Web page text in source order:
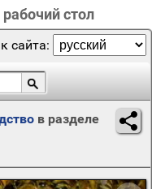
стол
сайта:
в разделе